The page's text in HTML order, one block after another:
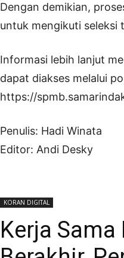
Dengan demikian,
untuk mengikuti seleksi
Informasi lebih lanjut
dapat diakses melalui
https://
Penulis: Hadi Winata
Editor: Andi Desky